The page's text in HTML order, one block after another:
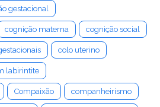
gestacional
cognição materna cognição social
colo uterino
labirintite
Compaixão companheirismo